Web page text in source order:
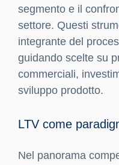
segmento e il
settore. Questi
integrante del
guidando scelte su
commerciali,
sviluppo prodotto.
LTV come
Nel panorama